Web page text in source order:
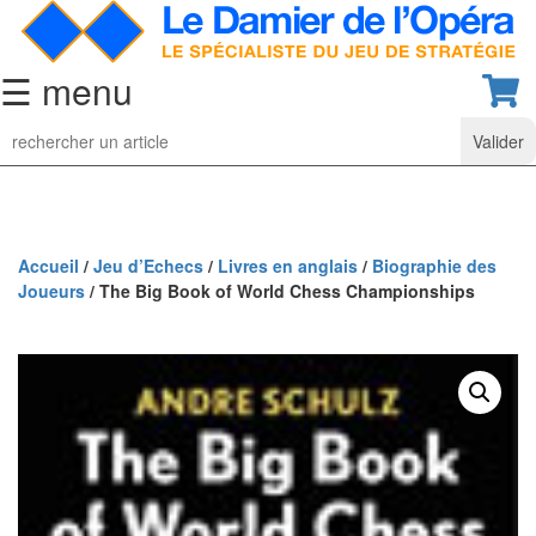
☰ menu
Jeu
d’Echecs
collection
classiques
d’échecs
classiques
Coffrets
Accueil / Jeu d’Echecs / Livres en anglais / Biographie des
Joueurs / The Big Book of World Chess Championships